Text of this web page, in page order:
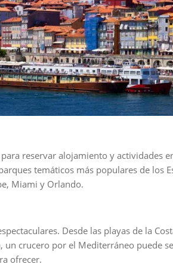
reservar alojamiento y
temáticos más populares de los
Miami y Orlando.
Desde las playas de la
crucero por el Mediterráneo puede
ofrecer.